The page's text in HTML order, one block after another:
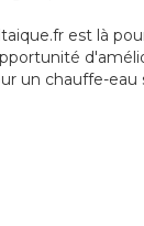
est là
un chauffe-eau